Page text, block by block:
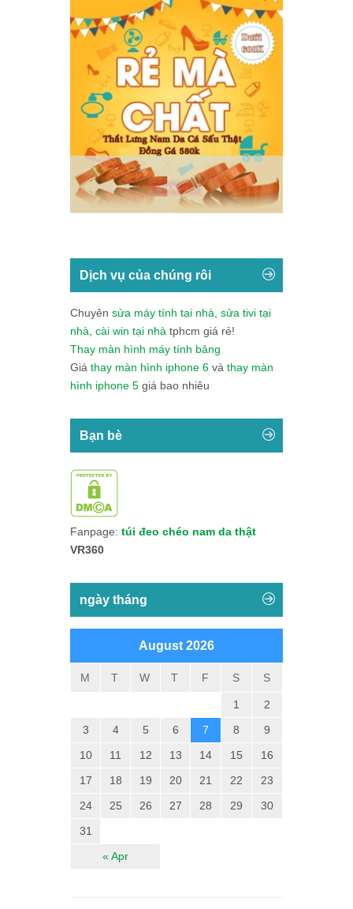
Dịch vụ của chúng rôi
Chuyên sửa máy tính tại nhà sửa tivi tại
nhà cài win tại nhà tphcm giá rẻ!
Thay màn hình máy tính bảng
Giá thay màn hình iphone 6 và thay màn
hình iphone 5 giá bao nhiêu
Bạn bè
Fanpage: túi đeo chéo nam da thật
VR360
ngày tháng
August 2026
M T W T F S S
« Apr
1
2
3
4 5 6 7 8
9
10
11 12 13 14 15
16
17
18 19 20 21 22
23
24
25 26 27 28 29
30
31